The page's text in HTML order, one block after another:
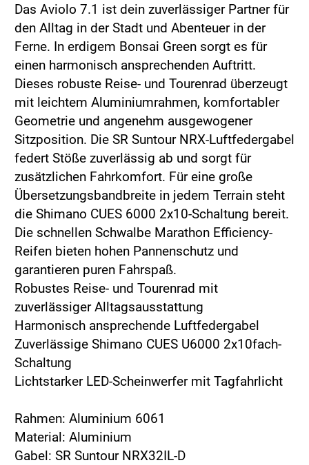
Das Aviolo 7.1 ist dein zuverlässiger Partner für
den Alltag in der Stadt und Abenteuer in der
Ferne. In erdigem Bonsai Green sorgt es für
einen harmonisch ansprechenden Auftritt.
Dieses robuste Reise- und Tourenrad überzeugt
mit leichtem Aluminiumrahmen, komfortabler
Geometrie und angenehm ausgewogener
Sitzposition. Die SR Suntour NRX-Luftfedergabel
federt Stöße zuverlässig ab und sorgt für
zusätzlichen Fahrkomfort. Für eine große
Übersetzungsbandbreite in jedem Terrain steht
die Shimano CUES 6000 2x10-Schaltung bereit.
Die schnellen Schwalbe Marathon Efficiency-
Reifen bieten hohen Pannenschutz und
garantieren puren Fahrspaß.
Robustes Reise- und Tourenrad mit
zuverlässiger Alltagsausstattung
Harmonisch ansprechende Luftfedergabel
Zuverlässige Shimano CUES U6000 2x10fach-
Schaltung
Lichtstarker LED-Scheinwerfer mit Tagfahrlicht
Rahmen: Aluminium 6061
Material: Aluminium
Gabel: SR Suntour NRX32IL-D